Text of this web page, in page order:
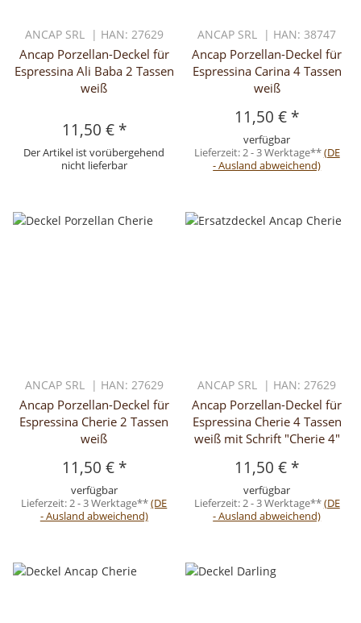
ANCAP SRL | HAN: 27629
Ancap Porzellan-Deckel für
Espressina Ali Baba 2 Tassen
weiß
11,50 € *
Der Artikel ist vorübergehend
nicht lieferbar
ANCAP SRL | HAN: 38747
Ancap Porzellan-Deckel für
Espressina Carina 4 Tassen
weiß
11,50 € *
verfügbar
Lieferzeit:2 - 3 Werktage**(DE
- Ausland abweichend)
ANCAP SRL | HAN: 27629
Ancap Porzellan-Deckel für
Espressina Cherie 2 Tassen
weiß
11,50 € *
verfügbar
Lieferzeit:2 - 3 Werktage**(DE
- Ausland abweichend)
ANCAP SRL | HAN: 27629
Ancap Porzellan-Deckel für
Espressina Cherie 4 Tassen
weiß mit Schrift "Cherie 4"
11,50 € *
verfügbar
Lieferzeit:2 - 3 Werktage**(DE
- Ausland abweichend)